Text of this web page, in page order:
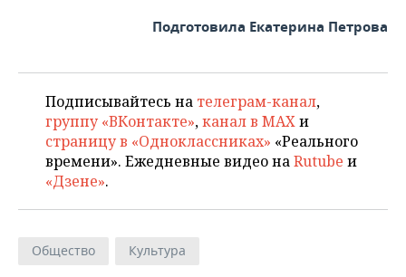
Подготовила Екатерина Петрова
Подписывайтесь на телеграм-канал,
группу «ВКонтакте»,канал в MAXи
страницу в «Одноклассниках» «Реального
времени». Ежедневные видео наRutube и
«Дзене».
Общество Культура